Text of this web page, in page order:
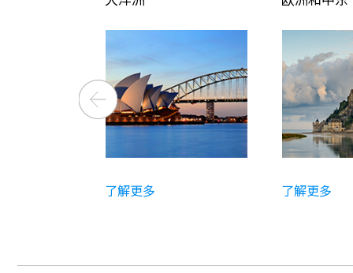
了解更多 了解更多